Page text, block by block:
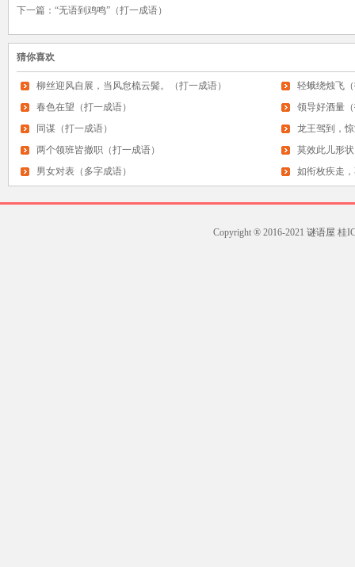
下一篇： “无语到鸡鸣”（打一成语）
猜你喜欢
柳丝迎风自展，当风怠梳云鬓。（打一成语）
轻蛾绕烛飞
春色在望（打一成语）
领导好酒量
同谋（打一成语）
龙王驾到，
两个领班皆撤职（打一成语）
莫效此儿形
男女对表（多字成语）
如衔枚疾走
Copyright ® 2016-2021 谜语屋 桂